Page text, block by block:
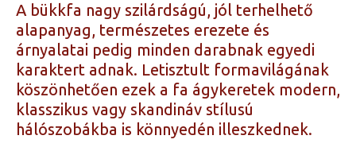
A bükkfa nagy szilárdságú, jól terhelhető
alapanyag, természetes erezete és
árnyalatai pedig minden darabnak egyedi
karaktert adnak. Letisztult formavilágának
köszönhetően ezek a fa ágykeretek modern,
klasszikus vagy skandináv stílusú
hálószobákba is könnyedén illeszkednek.